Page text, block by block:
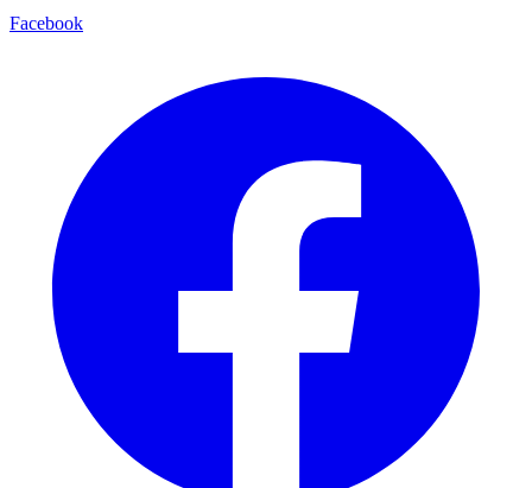
Facebook